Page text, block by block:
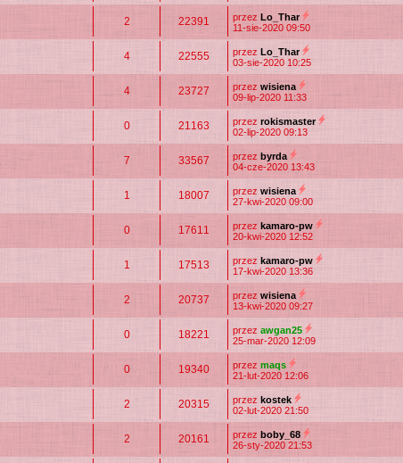
2 22391 przez Lo_Thar
11-sie-2020 09:50
4 22555 przez Lo_Thar
03-sie-2020 10:25
4 23727 przez wisiena
09-lip-2020 11:33
0 21163 przez rokismaster
02-lip-2020 09:13
7 33567 przez byrda
04-cze-2020 13:43
1 18007 przez wisiena
27-kwi-2020 09:00
0 17611 przez kamaro-pw
20-kwi-2020 12:52
1 17513 przez kamaro-pw
17-kwi-2020 13:36
2 20737 przez wisiena
13-kwi-2020 09:27
0 18221 przez awgan25
25-mar-2020 12:09
0 19340 przez maqs
21-lut-2020 12:06
2 20315 przez kostek
02-lut-2020 21:50
2 20161 przez boby_68
26-sty-2020 21:53